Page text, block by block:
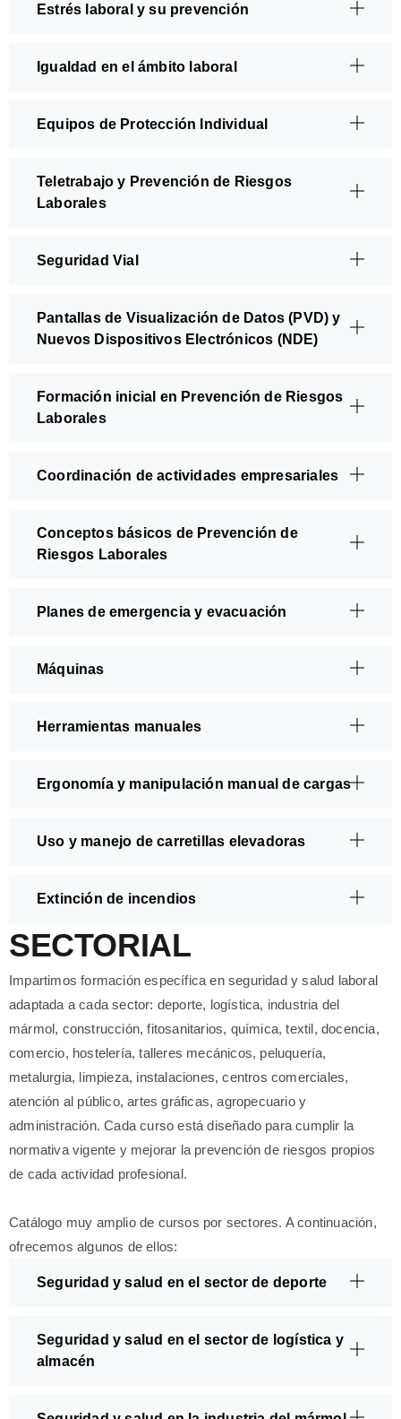
Estrés laboral y su prevención
Igualdad en el ámbito laboral
Equipos de Protección Individual
Teletrabajo y Prevención de Riesgos
Laborales
Seguridad Vial
Pantallas de Visualización de Datos (PVD) y
Nuevos Dispositivos Electrónicos (NDE)
Formación inicial en Prevención de Riesgos
Laborales
Coordinación de actividades empresariales
Conceptos básicos de Prevención de
Riesgos Laborales
Planes de emergencia y evacuación
Máquinas
Herramientas manuales
Ergonomía y manipulación manual de cargas
Uso y manejo de carretillas elevadoras
Extinción de incendios
SECTORIAL
Impartimos formación específica en seguridad y salud laboral
adaptada a cada sector: deporte, logística, industria del
mármol, construcción, fitosanitarios, química, textil, docencia,
comercio, hostelería, talleres mecánicos, peluquería,
metalurgia, limpieza, instalaciones, centros comerciales,
atención al público, artes gráficas, agropecuario y
administración. Cada curso está diseñado para cumplir la
normativa vigente y mejorar la prevención de riesgos propios
de cada actividad profesional.
Catálogo muy amplio de cursos por sectores. A continuación,
ofrecemos algunos de ellos:
Seguridad y salud en el sector de deporte
Seguridad y salud en el sector de logística y
almacén